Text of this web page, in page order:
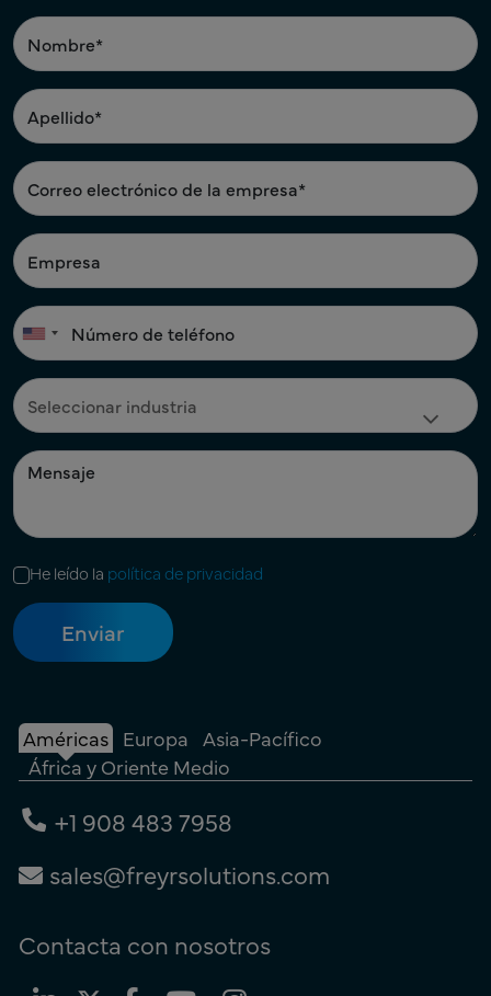
He leído la política de privacidad
Américas Europa Asia-Pacífico
África y Oriente Medio
+1 908 483 7958
sales@freyrsolutions.com
Contacta con nosotros